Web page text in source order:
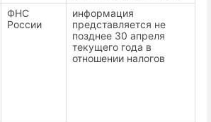
ФНС
России
информация
представляется не
позднее 30 апреля
текущего года в
отношении налогов